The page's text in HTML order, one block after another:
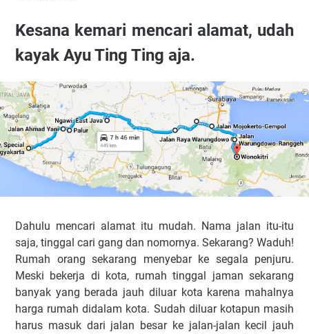
Kesana kemari mencari alamat, udah
kayak Ayu Ting Ting aja.
Dahulu mencari alamat itu mudah. Nama jalan itu-itu
saja, tinggal cari gang dan nomornya. Sekarang? Waduh!
Rumah orang sekarang menyebar ke segala penjuru.
Meski bekerja di kota, rumah tinggal jaman sekarang
banyak yang berada jauh diluar kota karena mahalnya
harga rumah didalam kota. Sudah diluar kotapun masih
harus masuk dari jalan besar ke jalan-jalan kecil jauh